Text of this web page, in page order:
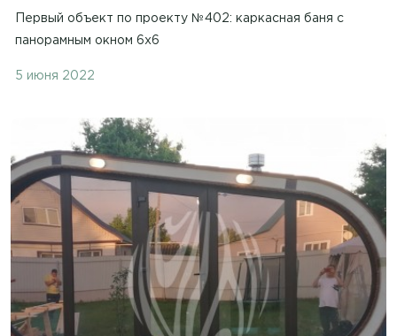
Первый объект по проекту №402: каркасная баня с
панорамным окном 6х6
5 июня 2022